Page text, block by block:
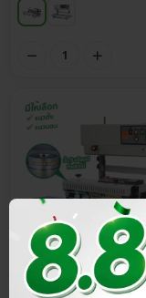
ประกันศูนย์ไทย
ส่วนลด 15%